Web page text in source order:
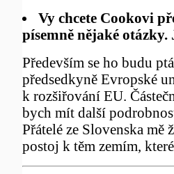
Vy chcete Cookovi
písemně nějaké otázky.
Především se ho budu
předsedkyně Evropské
k rozšiřování EU.
bych mít další
Přátelé ze Slovenska mě
postoj k těm zemím,